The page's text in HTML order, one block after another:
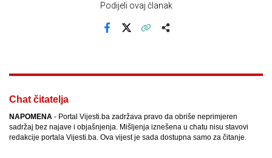
Podijeli ovaj članak
Chat čitatelja
NAPOMENA - Portal Vijesti.ba zadržava pravo da obriše neprimjeren
sadržaj bez najave i objašnjenja. Mišljenja iznešena u chatu nisu stavovi
redakcije portala Vijesti.ba. Ova vijest je sada dostupna samo za čitanje.